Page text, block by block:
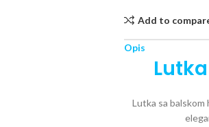
Add to
Opis
Lutka sa